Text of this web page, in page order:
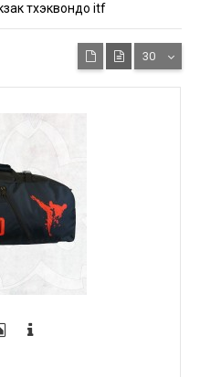
тхэквондо itf
30